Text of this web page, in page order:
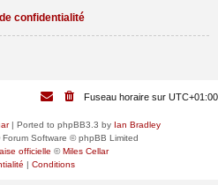
confidentialité
Fuseau horaire sur UTC+01:00
| Ported to phpBB3.3 by Ian Bradley
Forum Software © phpBB Limited
officielle ©Miles Cellar
| Conditions